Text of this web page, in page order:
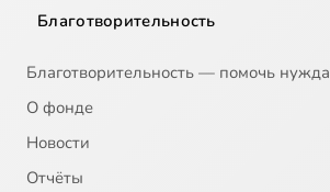
Благотворительность
Благотворительность — помочь
О фонде
Новости
Отчёты